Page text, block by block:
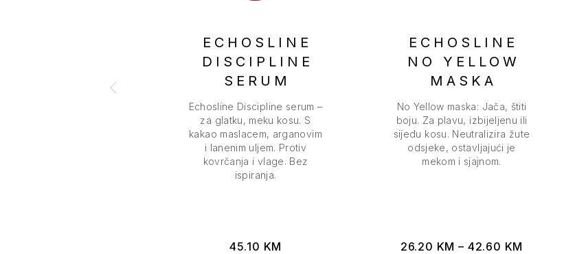
ECHOSLINE
DISCIPLINE
SERUM
Echosline Discipline serum –
za glatku, meku kosu. S
kakao maslacem, arganovim
i lanenim uljem. Protiv
kovrčanja i vlage. Bez
ispiranja.
45.10 KM
ECHOSLINE
NO YELLOW
MASKA
No Yellow maska: Jača, štiti
boju. Za plavu, izbijeljenu ili
sijedu kosu. Neutralizira žute
odsjeke, ostavljajući je
mekom i sjajnom.
26.20 KM – 42.60 KM